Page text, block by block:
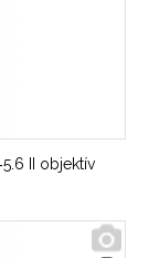
II objektív